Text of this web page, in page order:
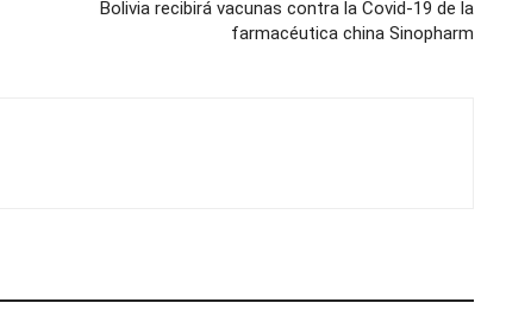
Bolivia recibirá vacunas contra la Covid-19 de la
farmacéutica china Sinopharm